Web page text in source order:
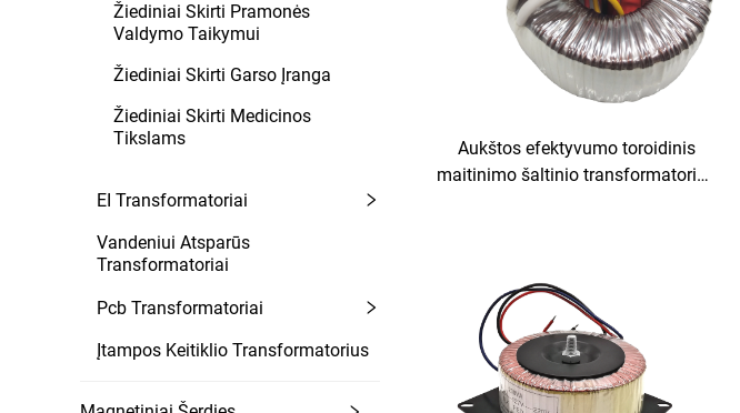
Žiediniai Skirti Pramonės
Valdymo Taikymui
Žiediniai Skirti Garso Įranga
Žiediniai Skirti Medicinos
Tikslams
EI Transformatoriai
Vandeniui Atsparūs
Transformatoriai
Pcb Transformatoriai
Įtampos Keitiklio Transformatorius
Aukštos efektyvumo toroidinis
maitinimo šaltinio transformatorius
60 Hz